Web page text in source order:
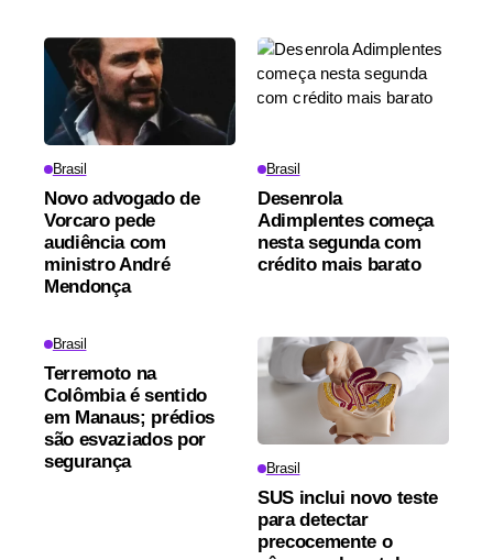
Brasil
Novo advogado de
Vorcaro pede
audiência com
ministro André
Mendonça
Brasil
Desenrola
Adimplentes começa
nesta segunda com
crédito mais barato
Brasil
Terremoto na
Colômbia é sentido
em Manaus; prédios
são esvaziados por
segurança
Brasil
SUS inclui novo teste
para detectar
precocemente o